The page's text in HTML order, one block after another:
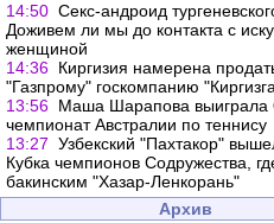
14:50 Cекс-андроид
Доживем ли мы до контакта с
женщиной
14:36 Киргизия намерена
"Газпрому" госкомпанию
13:56 Маша Шарапова выиграла
чемпионат Австралии по теннису
13:27 Узбекский "Пахтакор"
Кубка чемпионов Содружества,
бакинским "Хазар-Ленкорань"
Архив